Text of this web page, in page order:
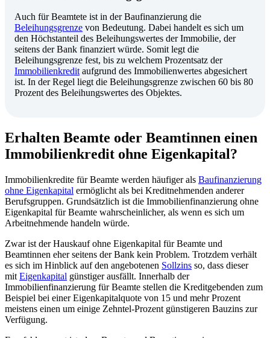
Auch für Beamtete ist in der Baufinanzierung die
Beleihungsgrenze von Bedeutung. Dabei handelt es sich um
den Höchstanteil des Beleihungswertes der Immobilie, der
seitens der Bank finanziert würde. Somit legt die
Beleihungsgrenze fest, bis zu welchem Prozentsatz der
Immobilienkredit aufgrund des Immobilienwertes abgesichert
ist. In der Regel liegt die Beleihungsgrenze zwischen 60 bis 80
Prozent des Beleihungswertes des Objektes.
Erhalten Beamte oder Beamtinnen einen
Immobilienkredit ohne Eigenkapital?
Immobilienkredite für Beamte werden häufiger als Baufinanzierung
ohne Eigenkapital ermöglicht als bei Kreditnehmenden anderer
Berufsgruppen. Grundsätzlich ist die Immobilienfinanzierung ohne
Eigenkapital für Beamte wahrscheinlicher, als wenn es sich um
Arbeitnehmende handeln würde.
Zwar ist der Hauskauf ohne Eigenkapital für Beamte und
Beamtinnen eher seitens der Bank kein Problem. Trotzdem verhält
es sich im Hinblick auf den angebotenen Sollzins so, dass dieser
mit Eigenkapital günstiger ausfällt. Innerhalb der
Immobilienfinanzierung für Beamte stellen die Kreditgebenden zum
Beispiel bei einer Eigenkapitalquote von 15 und mehr Prozent
meistens einen um einige Zehntel-Prozent günstigeren Bauzins zur
Verfügung.